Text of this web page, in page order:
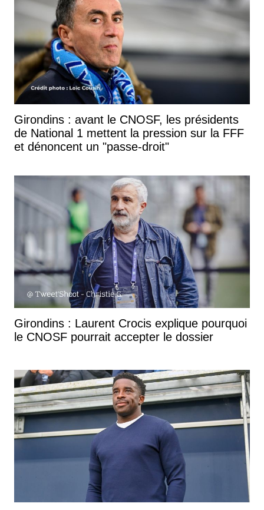
Girondins : avant le CNOSF, les présidents
de National 1 mettent la pression sur la FFF
et dénoncent un "passe-droit"
Girondins : Laurent Crocis explique pourquoi
le CNOSF pourrait accepter le dossier